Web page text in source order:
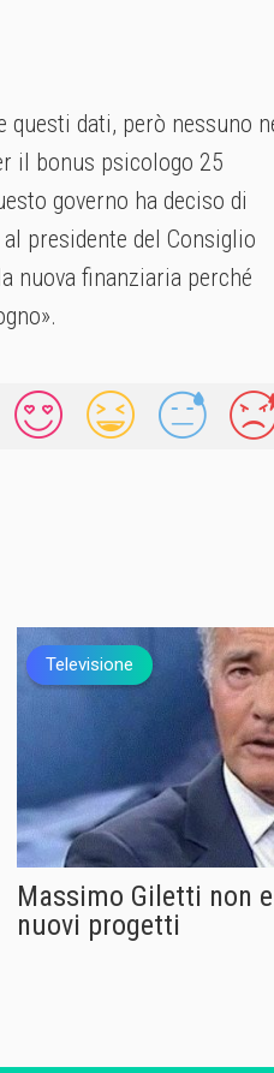
questi dati, però nessuno
il bonus psicologo 25
governo ha deciso di
presidente del Consiglio
nuova finanziaria perché
Televisione
Massimo Giletti non
nuovi progetti